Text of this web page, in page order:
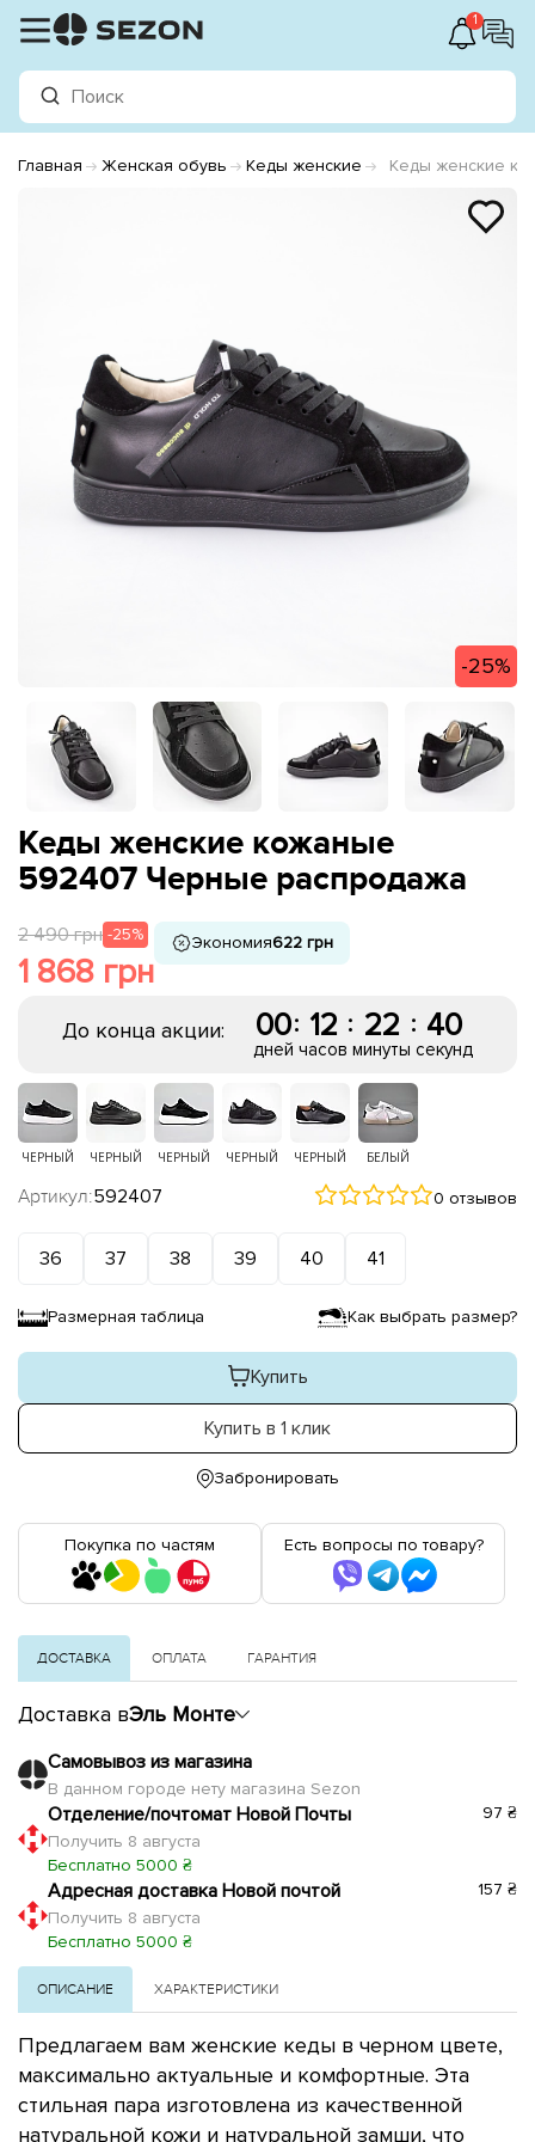
1
Главная Женская обувь Кеды женские Кеды женские
-25%
Кеды женские кожаные
592407 Черные распродажа
2 490 грн -25%
1 868 грн
Экономия622 грн
До конца акции: 00
дней
: 12
часов
: 22
минуты
: 40
секунд
ЧЕРНЫЙ ЧЕРНЫЙ ЧЕРНЫЙ ЧЕРНЫЙ ЧЕРНЫЙ БЕЛЫЙ
Артикул:592407 0 отзывов
36 37 38 39 40 41
Размерная таблица Как выбрать размер?
Купить
Купить в 1 клик
Забронировать
Покупка по частям Есть вопросы по товару?
ДОСТАВКА ОПЛАТА ГАРАНТИЯ
Доставка вЭль Монте
Самовывоз из магазина
В данном городе нету магазина Sezon
Отделение/почтомат Новой Почты
Получить 8 августа
Бесплатно 5000 ₴
97 ₴
Адресная доставка Новой почтой
Получить 8 августа
Бесплатно 5000 ₴
157 ₴
ОПИСАНИЕ ХАРАКТЕРИСТИКИ
Предлагаем вам женские кеды в черном цвете,
максимально актуальные и комфортные. Эта
стильная пара изготовлена из качественной
натуральной кожи и натуральной замши, что